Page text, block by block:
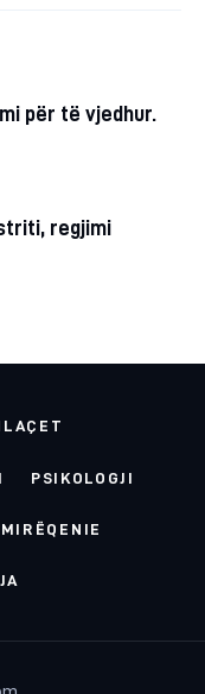
për të vjedhur.
regjimi
PSIKOLOGJI
MIRËQENIE